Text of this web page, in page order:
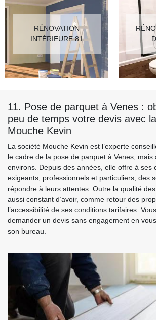
RÉNOVATION
INTÉRIEURE 81
11. Pose de parquet à Venes :
peu de temps votre devis avec
Mouche Kevin
La société Mouche Kevin est l’experte
le cadre de la pose de parquet à Venes, mais
environs. Depuis des années, elle offre à ses
exigeants, professionnels et particuliers, des
répondre à leurs attentes. Outre la qualité
aussi constant d’avoir, comme retour des
l’accessibilité de ses conditions tarifaires.
demander un devis sans engagement en
son bureau.